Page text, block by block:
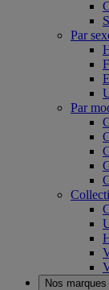
Par
Par
Nos marques